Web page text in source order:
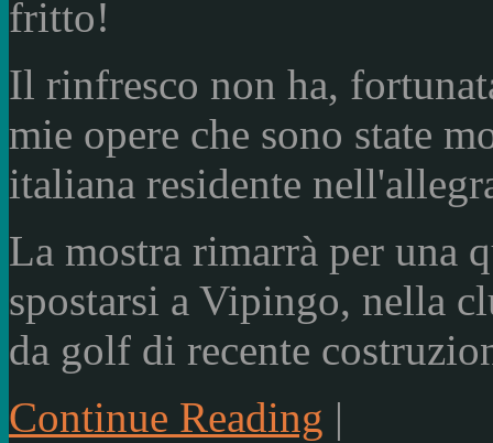
fritto!
Il rinfresco non ha,
mie opere che sono state
italiana residente
La mostra rimarrà per una
spostarsi a Vipingo, nella
da golf di recente
Continue Reading |